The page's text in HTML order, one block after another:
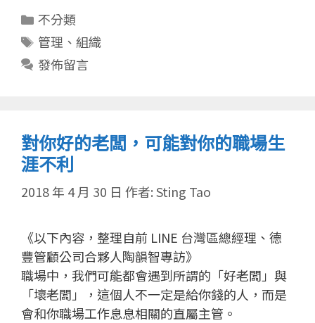
分
類
不分類
標
籤
管理 、 組織
發佈留言
對你好的老闆，可能對你的職場生
涯不利
2018 年 4 月 30 日 作者:Sting Tao
《以下內容，整理自前 LINE 台灣區總經理、德
豐管顧公司合夥人陶韻智專訪》
職場中，我們可能都會遇到所謂的「好老闆」與
「壞老闆」，這個人不一定是給你錢的人，而是
會和你職場工作息息相關的直屬主管。